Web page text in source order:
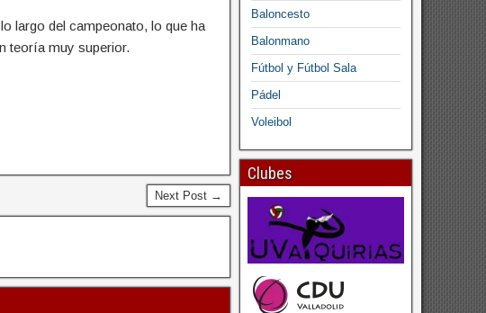
largo del campeonato, lo que ha
teoría muy superior.
Next Post →
Baloncesto
Balonmano
Fútbol y Fútbol Sala
Pádel
Voleibol
Clubes